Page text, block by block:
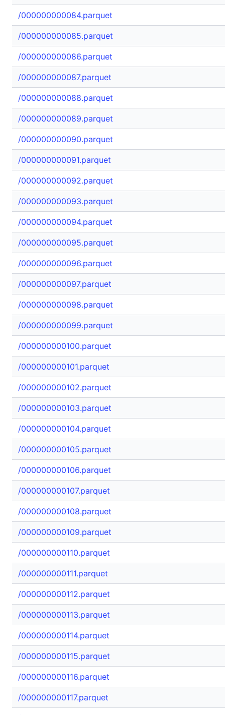
/000000000084.parquet
/000000000085.parquet
/000000000086.parquet
/000000000087.parquet
/000000000088.parquet
/000000000089.parquet
/000000000090.parquet
/000000000091.parquet
/000000000092.parquet
/000000000093.parquet
/000000000094.parquet
/000000000095.parquet
/000000000096.parquet
/000000000097.parquet
/000000000098.parquet
/000000000099.parquet
/000000000100.parquet
/000000000101.parquet
/000000000102.parquet
/000000000103.parquet
/000000000104.parquet
/000000000105.parquet
/000000000106.parquet
/000000000107.parquet
/000000000108.parquet
/000000000109.parquet
/000000000110.parquet
/000000000111.parquet
/000000000112.parquet
/000000000113.parquet
/000000000114.parquet
/000000000115.parquet
/000000000116.parquet
/000000000117.parquet